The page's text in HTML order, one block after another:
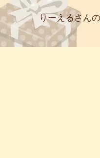
りーえるさん